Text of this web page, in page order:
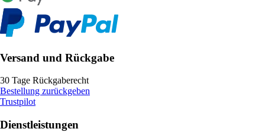
Versand und Rückgabe
30 Tage Rückgaberecht
Bestellung zurückgeben
Trustpilot
Dienstleistungen